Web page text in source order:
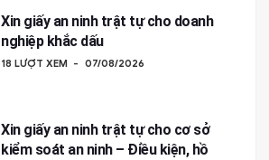
Xin giấy an ninh trật tự cho doanh
nghiệp khắc dấu
18 LƯỢT XEM 07/08/2026
Xin giấy an ninh trật tự cho cơ sở
kiểm soát an ninh – Điều kiện, hồ